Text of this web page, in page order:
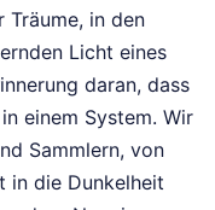
Träume, in den
Licht eines
daran, dass
einem System. Wir
Sammlern, von
in die Dunkelheit